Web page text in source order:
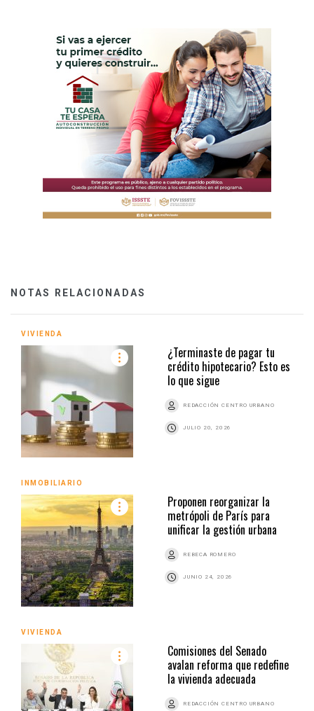
NOTAS RELACIONADAS
VIVIENDA
¿Terminaste de pagar tu
crédito hipotecario? Esto es
lo que sigue
REDACCIÓN CENTRO URBANO
JULIO 20, 2026
INMOBILIARIO
Proponen reorganizar la
metrópoli de París para
unificar la gestión urbana
REBECA ROMERO
JUNIO 24, 2026
VIVIENDA
Comisiones del Senado
avalan reforma que redefine
la vivienda adecuada
REDACCIÓN CENTRO URBANO